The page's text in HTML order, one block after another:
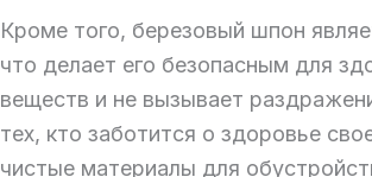
Кроме того, березовый шпон
что делает его безопасным для
веществ и не вызывает
тех, кто заботится о здоровье
чистые материалы для